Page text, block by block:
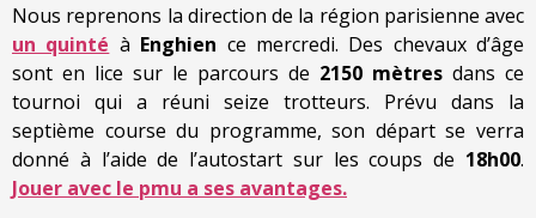
Nous reprenons la direction de la région parisienne avec
un quinté à Enghien ce mercredi. Des chevaux d’âge
sont en lice sur le parcours de 2150 mètres dans ce
tournoi qui a réuni seize trotteurs. Prévu dans la
septième course du programme, son départ se verra
donné à l’aide de l’autostart sur les coups de 18h00.
Jouer avec le pmu a ses avantages.